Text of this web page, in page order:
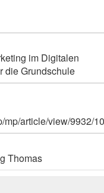
im Digitalen
die Grundschule
mp/article/view/9932/
Thomas